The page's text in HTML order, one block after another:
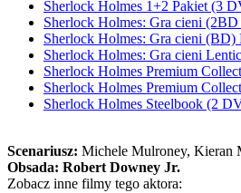
Sherlock Holmes 1+2 Pakiet (3
Sherlock Holmes: Gra cieni
Sherlock Holmes: Gra cieni (BD)
Sherlock Holmes: Gra cieni
Sherlock Holmes Premium
Sherlock Holmes Premium
Sherlock Holmes Steelbook (2
Scenariusz: Michele Mulroney, Kieran
Obsada: Robert Downey Jr.
Zobacz inne filmy tego aktora: